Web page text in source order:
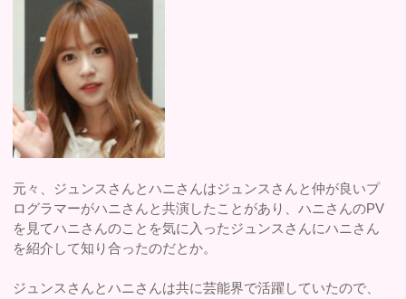
元々、ジュンスさんとハニさんはジュンスさんと仲が良いプ
ログラマーがハニさんと共演したことがあり、ハニさんのPV
を見てハニさんのことを気に入ったジュンスさんにハニさん
を紹介して知り合ったのだとか。
ジュンスさんとハニさんは共に芸能界で活躍していたので、